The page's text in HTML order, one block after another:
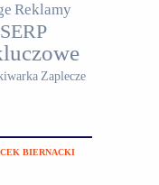
Reklamy
SERP
Zaplecze
BIERNACKI